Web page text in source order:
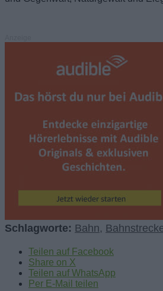
Schlagworte: Bahn,
Teilen auf Facebook
Share on X
Teilen auf WhatsApp
Per E-Mail teilen